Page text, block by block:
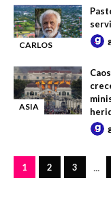
CARLOS
PÉREZ
RODRÍGUEZ
ASIA
1 2 3 ...